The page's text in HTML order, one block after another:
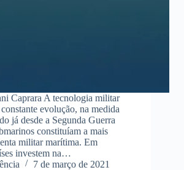
Caprara A tecnologia militar
evolução, na medida
já desde a Segunda Guerra
constituíam a mais
militar marítima. Em
investem na…
7 de março de 2021